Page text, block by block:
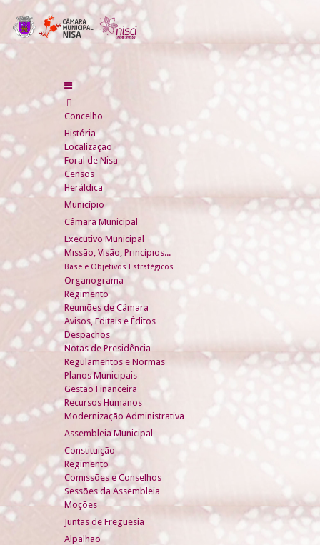
Concelho
História
Localização
Foral de Nisa
Censos
Heráldica
Município
Câmara Municipal
Executivo Municipal
Missão, Visão, Princípios...
Base e Objetivos Estratégicos
Organograma
Regimento
Reuniões de Câmara
Avisos, Editais e Éditos
Despachos
Notas de Presidência
Regulamentos e Normas
Planos Municipais
Gestão Financeira
Recursos Humanos
Modernização Administrativa
Assembleia Municipal
Constituição
Regimento
Comissões e Conselhos
Sessões da Assembleia
Moções
Juntas de Freguesia
Alpalhão